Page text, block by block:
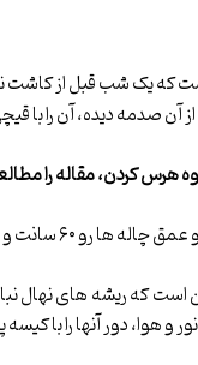
یک شب قبل از کاشت
آن صدمه دیده، آن را
هرس کردن، مقاله را
است که ریشه های نهال
و هوا، دور آنها را با